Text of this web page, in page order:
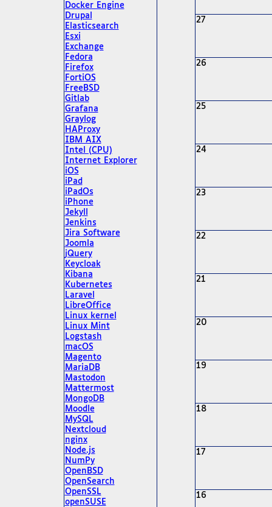
Docker Engine
Drupal
Elasticsearch
Esxi
Exchange
Fedora
Firefox
FortiOS
FreeBSD
Gitlab
Grafana
Graylog
HAProxy
IBM AIX
Intel (CPU)
Internet Explorer
iOS
iPad
iPadOs
iPhone
Jekyll
Jenkins
Jira Software
Joomla
jQuery
Keycloak
Kibana
Kubernetes
Laravel
LibreOffice
Linux kernel
Linux Mint
Logstash
macOS
Magento
MariaDB
Mastodon
Mattermost
MongoDB
Moodle
MySQL
Nextcloud
nginx
Node.js
NumPy
OpenBSD
OpenSearch
OpenSSL
openSUSE
27
26
25
24
23
22
21
20
19
18
17
16